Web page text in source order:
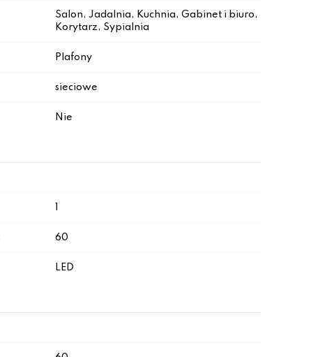
Salon, Jadalnia, Kuchnia, Gabinet i biuro,
Korytarz, Sypialnia
Plafony
sieciowe
Nie
60
LED